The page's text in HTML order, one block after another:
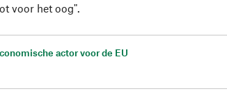
voor het oog".
actor voor de EU